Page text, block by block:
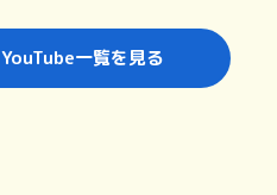
YouTube一覧を見る